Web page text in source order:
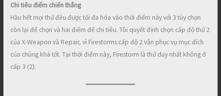
Chi tiêu điểm chiến thắng
Hầu hết mọi thứ đều được tối đa hóa vào thời điểm này với 3 tùy chọn
còn lại để chọn và hai điểm để chi tiêu. Tôi quyết định chọn cấp độ thứ 2
của X-Weapon và Repair, vì Firestorms cấp độ 2 vẫn phục vụ mục đích
của chúng khá tốt. Tại thời điểm này, Firestorm là thứ duy nhất không ở
cấp 3 (2).